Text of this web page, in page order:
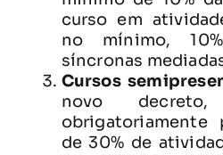
curso em
no mínimo,
síncronas
Cursos
novo
obrigatoriamente
de 30% de